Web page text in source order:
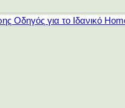
Οδηγός για το Ιδανικό